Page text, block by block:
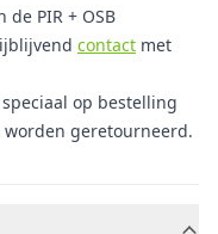
PIR + OSB
contact met
op bestelling
geretourneerd.